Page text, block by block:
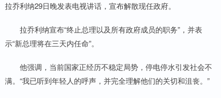
拉乔利纳29日晚发表电视讲话，宣布解散现任政府。
拉乔利纳宣布“终止总理以及所有政府成员的职务”，并表
示“新总理将在三天内任命”。
他强调，当前国家正经历不稳定局势，停电停水引发社会不
满。“我已听到年轻人的呼声，并完全理解他们的关切和沮丧。”